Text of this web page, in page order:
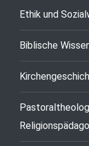
Ethik und
Biblische